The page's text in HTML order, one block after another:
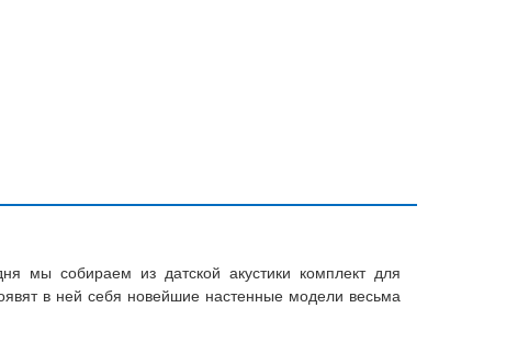
мы собираем из датской акустики комплект для
в ней себя новейшие настенные модели весьма